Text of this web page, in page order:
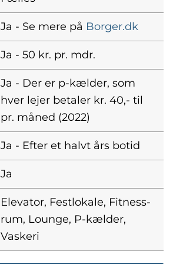
Ja - Se mere på Borger.dk
Ja - 50 kr. pr. mdr.
Ja - Der er p-kælder, som
hver lejer betaler kr. 40,- til
pr. måned (2022)
Ja - Efter et halvt års botid
Ja
Elevator, Festlokale, Fitness-
rum, Lounge, P-kælder,
Vaskeri